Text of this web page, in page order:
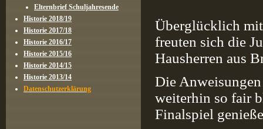
Elternbrief Schuljahresende
Historie 2018/19
Historie 2017/18
Historie 2016/17
Historie 2015/16
Historie 2014/15
Historie 2013/14
Datenschutzerklärung
Überglücklich
freuten sich die
Hausherren aus
Die
weiterhin so fair
Finalspiel